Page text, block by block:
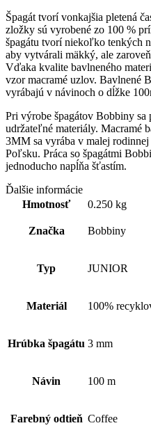
Špagát tvorí vonkajšia pletená
zložky sú vyrobené zo 100 %
špagátu tvorí niekoľko tenkých
aby vytvárali mäkký, ale
Vďaka kvalite bavlneného
vzor macramé uzlov. Bavlnené
vyrábajú v návinoch o dĺžke
Pri výrobe špagátov Bobbiny
udržateľné materiály. Macramé
3MM sa vyrába v malej
Poľsku. Práca so špagátmi
jednoducho napĺňa šťastím.
Ďalšie informácie
Hmotnosť
0.250 kg
Značka Bobbiny
Typ JUNIOR
Materiál 100%
Hrúbka špagátu 3 mm
Návin 100 m
Farebný odtieň Coffee